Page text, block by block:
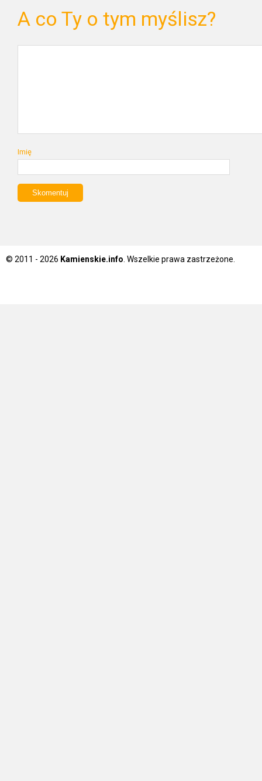
A co Ty o tym myślisz?
Imię
© 2011 - 2026 Kamienskie.info . Wszelkie prawa zastrzeżone.